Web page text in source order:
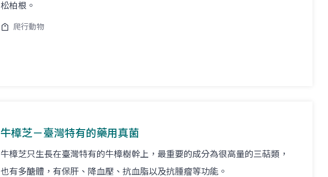
松柏根。
爬行動物
牛樟芝－臺灣特有的藥用真菌
牛樟芝只生長在臺灣特有的牛樟樹幹上，最重要的成分為很高量的三萜類，
也有多醣體，有保肝、降血壓、抗血脂以及抗腫瘤等功能。